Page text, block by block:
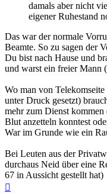
damals aber nicht
eigener Ruhestand
Das war der normale
Beamte. So zu sagen der
Du bist nach Hause und
und warst ein freier Mann
Wo man von
unter Druck gesetzt)
mehr zum Dienst
Blut anzetteln konntest
War im Grunde wie ein
Bei Leuten aus der
durchaus Neid über eine
67 in Aussicht gestellt hat)